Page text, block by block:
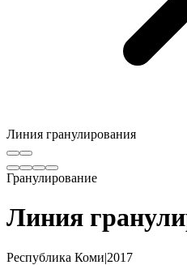
Линия гранулирования
Гранулирование
Линия
Республика Коми|2017